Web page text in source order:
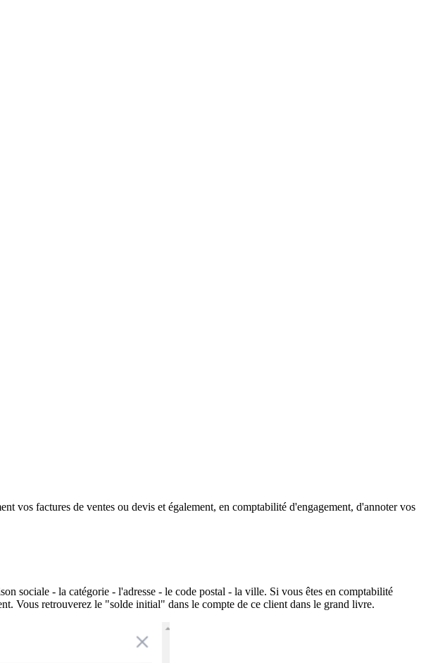
vos factures de ventes ou devis et également, en comptabilité d'engagement, d'annoter vos
sociale - la catégorie - l'adresse - le code postal - la ville. Si vous êtes en comptabilité
Vous retrouverez le "solde initial" dans le compte de ce client dans le grand livre.